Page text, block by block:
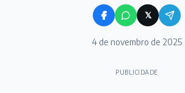
𝕏
4 de novembro de 2025
PUBLICIDADE